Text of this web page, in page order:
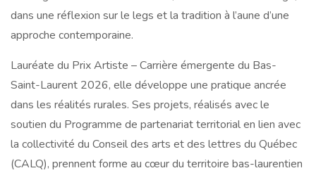
dans une réflexion sur le legs et la tradition à l’aune d’une
approche contemporaine.
Lauréate du Prix Artiste – Carrière émergente du Bas-
Saint-Laurent 2026, elle développe une pratique ancrée
dans les réalités rurales. Ses projets, réalisés avec le
soutien du Programme de partenariat territorial en lien avec
la collectivité du Conseil des arts et des lettres du Québec
(CALQ), prennent forme au cœur du territoire bas-laurentien